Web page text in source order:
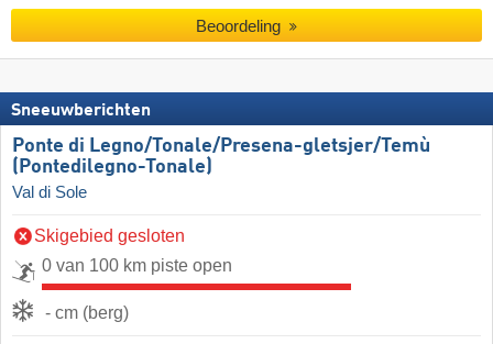
Beoordeling
Sneeuwberichten
Ponte di Legno/​​Tonale/​​Presena-gletsjer/​​Temù
(Pontedilegno-Tonale)
Val di Sole
Skigebied gesloten
0 van 100 km piste open
- cm (berg)